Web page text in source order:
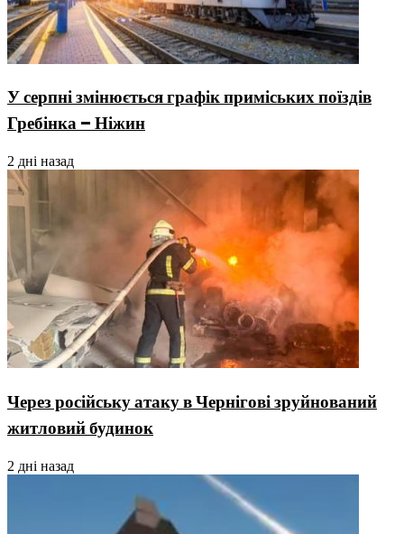
У серпні змінюється графік приміських поїздів
Гребінка – Ніжин
2 дні назад
Через російську атаку в Чернігові зруйнований
житловий будинок
2 дні назад